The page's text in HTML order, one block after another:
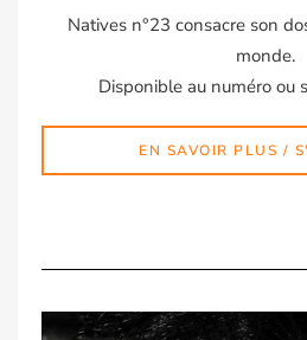
Natives n°23 consacre son
monde.
Disponible au numéro ou
EN SAVOIR PLUS /